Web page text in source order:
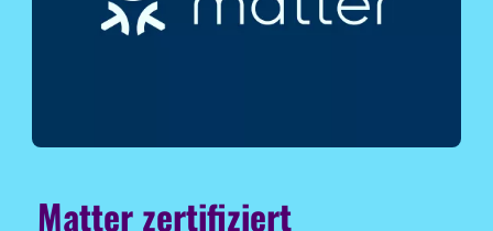
Matter zertifiziert